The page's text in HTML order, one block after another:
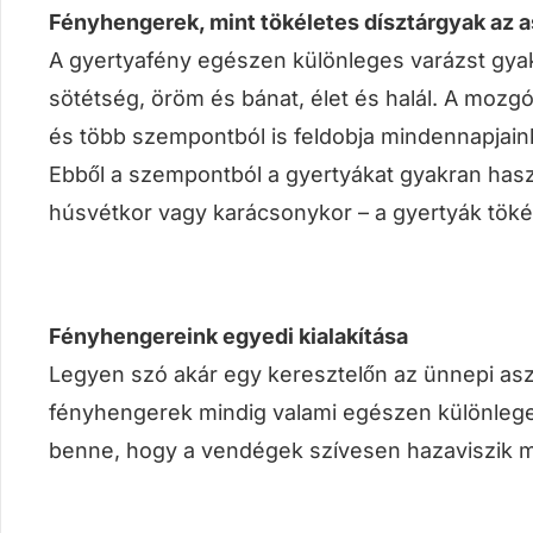
Fényhengerek, mint tökéletes dísztárgyak az
A gyertyafény egészen különleges varázst
sötétség, öröm és bánat, élet és halál. A
és több szempontból is feldobja
Ebből a szempontból a gyertyákat gyakran
húsvétkor vagy karácsonykor – a gyertyák
Fényhengereink egyedi kialakítása
Legyen szó akár egy keresztelőn az ünnepi
fényhengerek mindig valami egészen
benne, hogy a vendégek szívesen hazaviszik